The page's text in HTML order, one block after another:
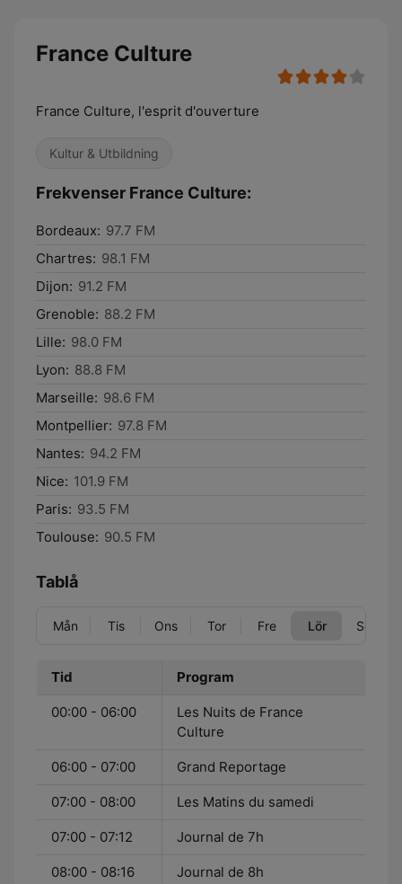
France Culture
France Culture, l'esprit d'ouverture
Kultur & Utbildning
Frekvenser France Culture:
Bordeaux: 97.7 FM
Chartres: 98.1 FM
Dijon: 91.2 FM
Grenoble: 88.2 FM
Lille: 98.0 FM
Lyon: 88.8 FM
Marseille: 98.6 FM
Montpellier: 97.8 FM
Nantes: 94.2 FM
Nice: 101.9 FM
Paris: 93.5 FM
Toulouse: 90.5 FM
Tablå
Mån Tis Ons Tor Fre Lör Sön
Tid Program
00:00 - 06:00
Les Nuits de France
Culture
06:00 - 07:00 Grand Reportage
07:00 - 08:00 Les Matins du samedi
07:00 - 07:12 Journal de 7h
08:00 - 08:16 Journal de 8h